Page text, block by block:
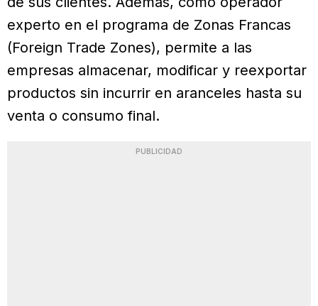
experto en el programa de Zonas Francas
(Foreign Trade Zones), permite a las
empresas almacenar, modificar y reexportar
productos sin incurrir en aranceles hasta su
venta o consumo final.
PUBLICIDAD